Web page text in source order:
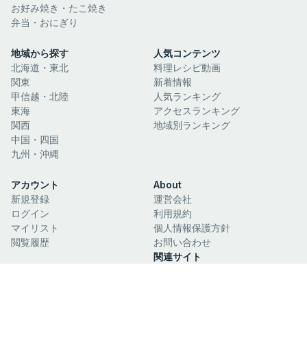
お好み焼き・たこ焼き
弁当・おにぎり
地域から探す
北海道・東北
関東
甲信越・北陸
東海
関西
中国・四国
九州・沖縄
人気コンテンツ
料理レシピ動画
新着情報
人気ランキング
アクセスランキング
地域別ランキング
アカウント
新規登録
ログイン
マイリスト
閲覧履歴
About
運営会社
利用規約
個人情報保護方針
お問い合わせ
関連サイト